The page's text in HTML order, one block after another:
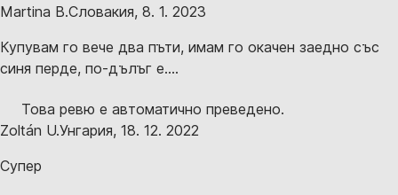
Martina B.Словакия, 8. 1. 2023
Купувам го вече два пъти, имам го окачен заедно със
синя перде, по-дълъг е....
Това ревю е автоматично преведено.
Zoltán U.Унгария, 18. 12. 2022
Супер